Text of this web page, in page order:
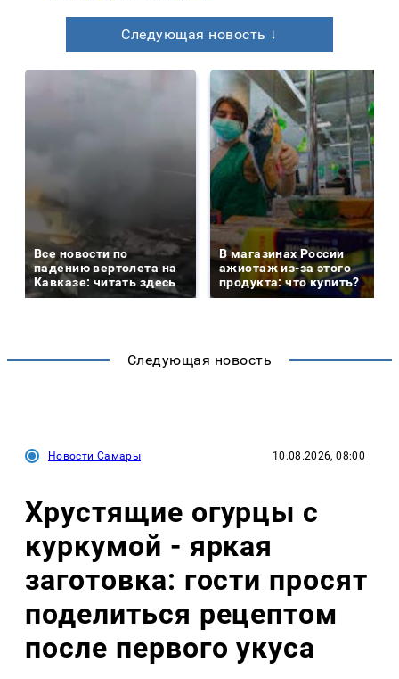
Следующая новость ↓
Все новости по
падению вертолета на
Кавказе: читать здесь
В магазинах России
ажиотаж из-за этого
продукта: что купить?
Следующая новость
Новости Самары 10.08.2026, 08:00
Хрустящие огурцы с
куркумой - яркая
заготовка: гости просят
поделиться рецептом
после первого укуса